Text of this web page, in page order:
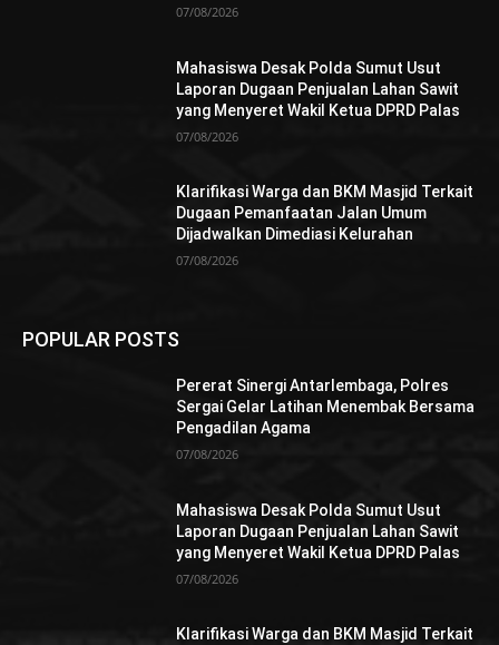
07/08/2026
Mahasiswa Desak Polda Sumut Usut
Laporan Dugaan Penjualan Lahan Sawit
yang Menyeret Wakil Ketua DPRD Palas
07/08/2026
Klarifikasi Warga dan BKM Masjid Terkait
Dugaan Pemanfaatan Jalan Umum
Dijadwalkan Dimediasi Kelurahan
07/08/2026
POPULAR POSTS
Pererat Sinergi Antarlembaga, Polres
Sergai Gelar Latihan Menembak Bersama
Pengadilan Agama
07/08/2026
Mahasiswa Desak Polda Sumut Usut
Laporan Dugaan Penjualan Lahan Sawit
yang Menyeret Wakil Ketua DPRD Palas
07/08/2026
Klarifikasi Warga dan BKM Masjid Terkait